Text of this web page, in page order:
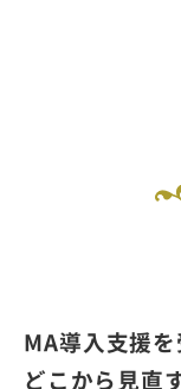
MA導入支援
どこから見直